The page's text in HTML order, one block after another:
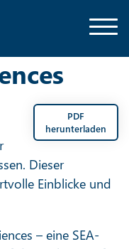
PDF
herunterladen
Dieser
Einblicke und
– eine SEA-